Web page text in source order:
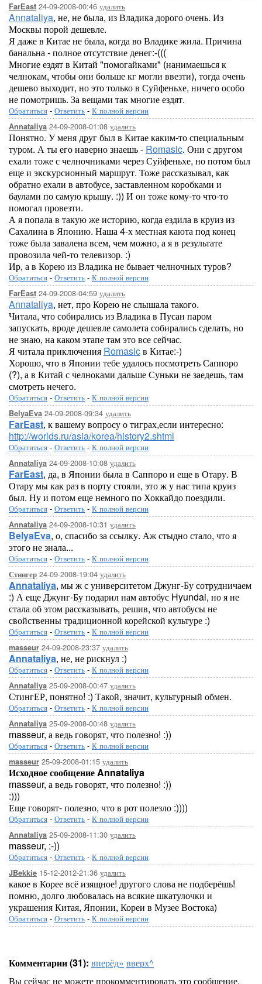
FarEast 24-09-2008-00:46 удалить
Annataliya, не, не была, из Владика дорого очень. Из
Москвы порой дешевле.
Я даже в Китае не была, когда во Владике жила. Причина
банальна - полное отсутствие денег:-(((
Многие ездят в Китай "помогайками" (нанимаешься к
челнокам, чтобы они больше кг могли ввезти), тогда очень
дешево выходит, но это только в Суйфеньхе, ничего особо
не помотришь. За вещами так многие ездят.
Обратиться - Ответить - К полной версии
Annataliya 24-09-2008-01:08 удалить
Понятно. У меня друг был в Китае каким-то специальным
туром. А ты его наверно знаешь - Romasic. Они с другом
ехали тоже с челночниками через Суйфеньхе, но потом был
еще и экскурсионный маршрут. Тоже рассказывал, как
обратно ехали в автобусе, заставленном коробками и
баулами по самую крышу. :)) И он тоже кому-то что-то
помогал провезти.
А я попала в такую же историю, когда ездила в круиз из
Сахалина в Японию. Наша 4-х местная каюта под конец
тоже была завалена всем, чем можно, а я в результате
провозила чей-то телевизор. :)
Ир, а в Корею из Владика не бывает челночных туров?
Обратиться - Ответить - К полной версии
FarEast 24-09-2008-04:59 удалить
Annataliya, нет, про Корею не слышала такого.
Читала, что собирались из Владика в Пусан паром
запускать, вроде дешевле самолета собирались сделать, но
не знаю, на каком этапе там это все сейчас.
Я читала приключения Romasicв Китае:-)
Хорошо, что в Японии тебе удалось посмотреть Саппоро
(?), а в Китай с челноками дальше Суньки не заедешь, там
смотреть нечего.
Обратиться - Ответить - К полной версии
BelyaEva 24-09-2008-09:34 удалить
FarEast, к вашему вопросу о тиграх,если интересно:
http://worlds.ru/asia/korea/history2.shtml
Обратиться - Ответить - К полной версии
Annataliya 24-09-2008-10:08 удалить
FarEast, да, в Японии была в Саппоро и еще в Отару. В
Отару мы как раз в порту стояли, это ж у нас типа круиз
был. Ну и потом еще немного по Хоккайдо поездили.
Обратиться - Ответить - К полной версии
Annataliya 24-09-2008-10:31 удалить
BelyaEva, о, спасибо за ссылку. Аж стыдно стало, что я
этого не знала...
Обратиться - Ответить - К полной версии
Стингер 24-09-2008-19:04 удалить
Annataliya, мы ж с университетом Джунг-Бу сотрудничаем
:) А еще Джунг-Бу подарил нам автобус Hyundai, но я не
стала об этом рассказывать, решив, что автобусы не
свойственны традиционной корейской культуре :)
Обратиться - Ответить - К полной версии
masseur 24-09-2008-23:37 удалить
Annataliya, не, не рискнул :)
Обратиться - Ответить - К полной версии
Annataliya 25-09-2008-00:47 удалить
СтингЕР, понятно! :) Такой, значит, культурный обмен.
Обратиться - Ответить - К полной версии
Annataliya 25-09-2008-00:48 удалить
masseur, а ведь говорят, что полезно! :))
Обратиться - Ответить - К полной версии
masseur 25-09-2008-01:15 удалить
Исходное сообщение Annataliya
masseur, а ведь говорят, что полезно! :))
:)))
Еще говорят- полезно, что в рот полезло :))))
Обратиться - Ответить - К полной версии
Annataliya 25-09-2008-11:30 удалить
masseur, :-))
Обратиться - Ответить - К полной версии
JBekkie 15-12-2012-21:36 удалить
какое в Корее всё изящное! другого слова не подберёшь!
помню, долго любовалась на всякие шкатулочки и
украшения Китая, Японии, Кореи в Музее Востока)
Обратиться - Ответить - К полной версии
Комментарии (31): вперёд» вверх^
Вы сейчас не можете прокомментировать это сообщение.